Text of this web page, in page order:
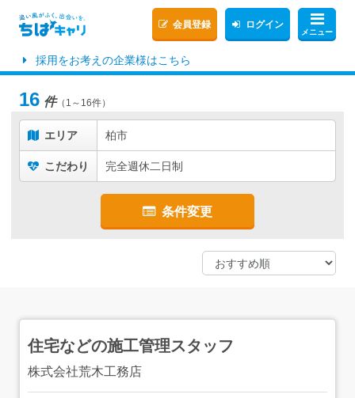
メニュー
会員登録 ログイン
採用をお考えの企業様はこちら
16 件（1～16件）
エリア 柏市
こだわり 完全週休二日制
条件変更
住宅などの施工管理スタッフ
株式会社荒木工務店